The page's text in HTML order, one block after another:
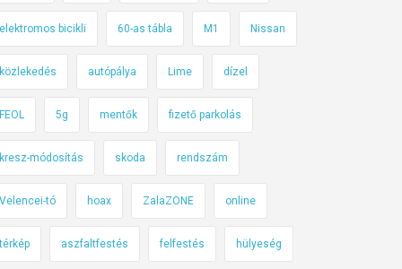
elektromos bicikli 60-as tábla M1 Nissan
közlekedés autópálya Lime dízel
FEOL 5g mentők fizető parkolás
kresz-módosítás skoda rendszám
Velencei-tó hoax ZalaZONE online
térkép aszfaltfestés felfestés hülyeség